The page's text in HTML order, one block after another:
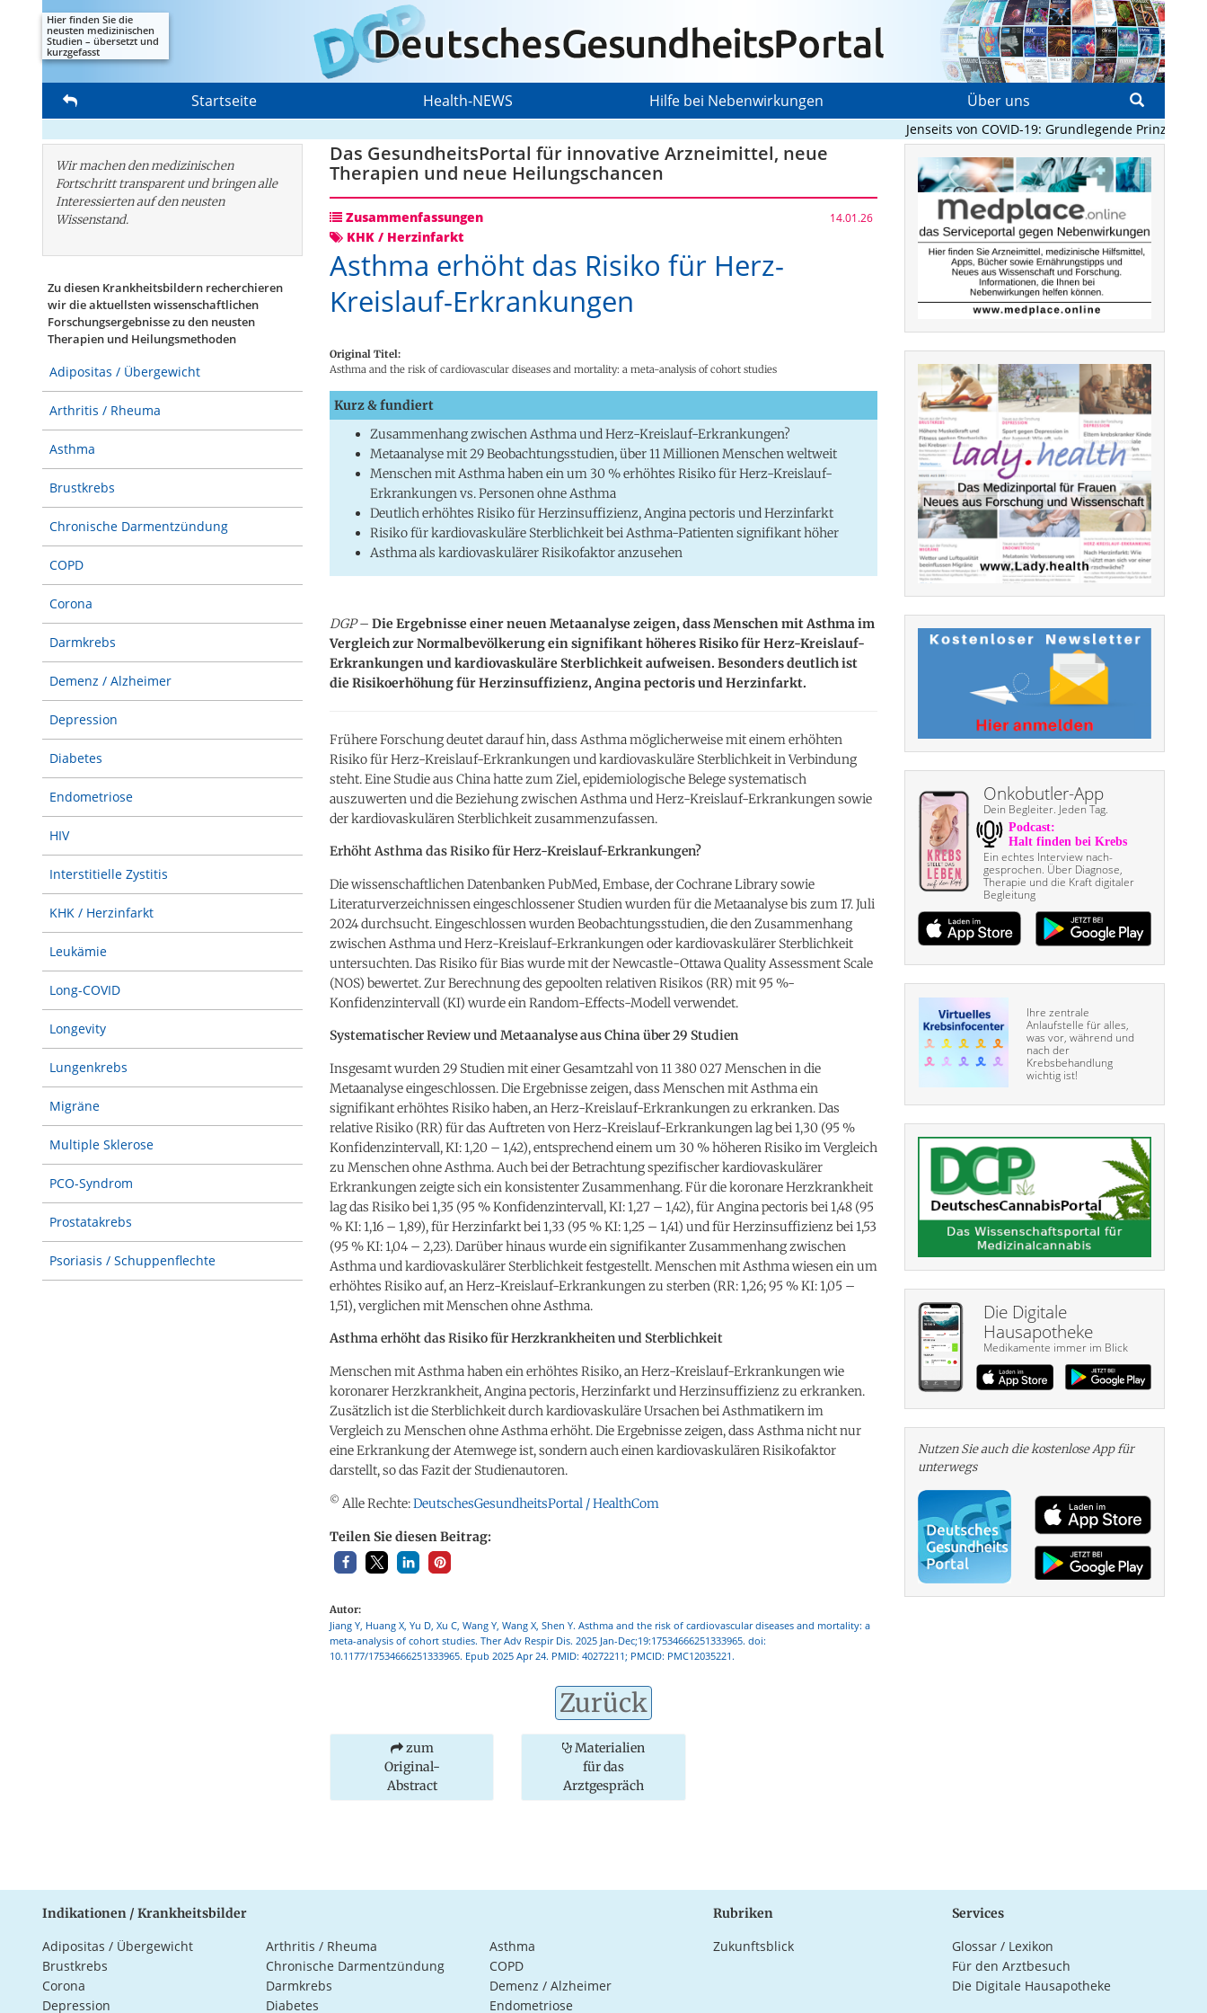
Hier finden Sie die
neusten medizinischen
Studien – übersetzt und
kurzgefasst
Startseite Health-NEWS Hilfe bei Nebenwirkungen Über uns
Jenseits von COVID-19: Grundlegende Prinzipien, die
Wir machen den medizinischen
Fortschritt transparent und bringen alle
Interessierten auf den neusten
Wissenstand.
Zu diesen Krankheitsbildern recherchieren
wir die aktuellsten wissenschaftlichen
Forschungs­ergebnisse zu den neusten
Therapien und Heilungsmethoden
Adipositas / Übergewicht
Arthritis / Rheuma
Asthma
Brustkrebs
Chronische Darmentzündung
COPD
Corona
Darmkrebs
Demenz / Alzheimer
Depression
Diabetes
Endometriose
HIV
Interstitielle Zystitis
KHK / Herzinfarkt
Leukämie
Long-COVID
Longevity
Lungenkrebs
Migräne
Multiple Sklerose
PCO-Syndrom
Prostatakrebs
Psoriasis / Schuppenflechte
Das GesundheitsPortal für innovative Arzneimittel, neue
Therapien und neue Heilungschancen
Zusammenfassungen 14.01.26
KHK / Herzinfarkt
Asthma erhöht das Risiko für Herz-
Kreislauf-Erkrankungen
Original Titel:
Asthma and the risk of cardiovascular diseases and mortality: a meta-analysis of cohort studies
Kurz & fundiert
Zusammenhang zwischen Asthma und Herz-Kreislauf-Erkrankungen?
Metaanalyse mit 29 Beobachtungsstudien, über 11 Millionen Menschen weltweit
Menschen mit Asthma haben ein um 30 % erhöhtes Risiko für Herz-Kreislauf-
Erkrankungen vs. Personen ohne Asthma
Deutlich erhöhtes Risiko für Herzinsuffizienz, Angina pectoris und Herzinfarkt
Risiko für kardiovaskuläre Sterblichkeit bei Asthma-Patienten signifikant höher
Asthma als kardiovaskulärer Risikofaktor anzusehen
DGP– Die Ergebnisse einer neuen Metaanalyse zeigen, dass Menschen mit Asthma im
Vergleich zur Normalbevölkerung ein signifikant höheres Risiko für Herz-Kreislauf-
Erkrankungen und kardiovaskuläre Sterblichkeit aufweisen. Besonders deutlich ist
die Risikoerhöhung für Herzinsuffizienz, Angina pectoris und Herzinfarkt.
Frühere Forschung deutet darauf hin, dass Asthma möglicherweise mit einem erhöhten
Risiko für Herz-Kreislauf-Erkrankungen und kardiovaskuläre Sterblichkeit in Verbindung
steht. Eine Studie aus China hatte zum Ziel, epidemiologische Belege systematisch
auszuwerten und die Beziehung zwischen Asthma und Herz-Kreislauf-Erkrankungen sowie
der kardiovaskulären Sterblichkeit zusammenzufassen.
Erhöht Asthma das Risiko für Herz-Kreislauf-Erkrankungen?
Die wissenschaftlichen Datenbanken PubMed, Embase, der Cochrane Library sowie
Literaturverzeichnissen eingeschlossener Studien wurden für die Metaanalyse bis zum 17. Juli
2024 durchsucht. Eingeschlossen wurden Beobachtungsstudien, die den Zusammenhang
zwischen Asthma und Herz-Kreislauf-Erkrankungen oder kardiovaskulärer Sterblichkeit
untersuchten. Das Risiko für Bias wurde mit der Newcastle-Ottawa Quality Assessment Scale
(NOS) bewertet. Zur Berechnung des gepoolten relativen Risikos (RR) mit 95 %-
Konfidenzintervall (KI) wurde ein Random-Effects-Modell verwendet.
Systematischer Review und Metaanalyse aus China über 29 Studien
Insgesamt wurden 29 Studien mit einer Gesamtzahl von 11 380 027 Menschen in die
Metaanalyse eingeschlossen. Die Ergebnisse zeigen, dass Menschen mit Asthma ein
signifikant erhöhtes Risiko haben, an Herz-Kreislauf-Erkrankungen zu erkranken. Das
relative Risiko (RR) für das Auftreten von Herz-Kreislauf-Erkrankungen lag bei 1,30 (95 %
Konfidenzintervall, KI: 1,20 – 1,42), entsprechend einem um 30 % höheren Risiko im Vergleich
zu Menschen ohne Asthma. Auch bei der Betrachtung spezifischer kardiovaskulärer
Erkrankungen zeigte sich ein konsistenter Zusammenhang. Für die koronare Herzkrankheit
lag das Risiko bei 1,35 (95 % Konfidenzintervall, KI: 1,27 – 1,42), für Angina pectoris bei 1,48 (95
% KI: 1,16 – 1,89), für Herzinfarkt bei 1,33 (95 % KI: 1,25 – 1,41) und für Herzinsuffizienz bei 1,53
(95 % KI: 1,04 – 2,23). Darüber hinaus wurde ein signifikanter Zusammenhang zwischen
Asthma und kardiovaskulärer Sterblichkeit festgestellt. Menschen mit Asthma wiesen ein um
erhöhtes Risiko auf, an Herz-Kreislauf-Erkrankungen zu sterben (RR: 1,26; 95 % KI: 1,05 –
1,51), verglichen mit Menschen ohne Asthma.
Asthma erhöht das Risiko für Herzkrankheiten und Sterblichkeit
Menschen mit Asthma haben ein erhöhtes Risiko, an Herz-Kreislauf-Erkrankungen wie
koronarer Herzkrankheit, Angina pectoris, Herzinfarkt und Herzinsuffizienz zu erkranken.
Zusätzlich ist die Sterblichkeit durch kardiovaskuläre Ursachen bei Asthmatikern im
Vergleich zu Menschen ohne Asthma erhöht. Die Ergebnisse zeigen, dass Asthma nicht nur
eine Erkrankung der Atemwege ist, sondern auch einen kardiovaskulären Risikofaktor
darstellt, so das Fazit der Studienautoren.
© Alle Rechte:DeutschesGesundheitsPortal / HealthCom
Teilen Sie diesen Beitrag:
Autor:
Jiang Y, Huang X, Yu D, Xu C, Wang Y, Wang X, Shen Y. Asthma and the risk of cardiovascular diseases and mortality: a
meta-analysis of cohort studies. Ther Adv Respir Dis. 2025 Jan-Dec;19:17534666251333965. doi:
10.1177/17534666251333965. Epub 2025 Apr 24. PMID: 40272211; PMCID: PMC12035221.
Zurück
zum
Original-
Abstract
Materialien
für das
Arztgespräch
Onkobutler-App
Dein Begleiter. Jeden Tag.
Ein echtes Interview nach­
gesprochen. Über Diagnose,
Therapie und die Kraft digitaler
Begleitung
Ihre zentrale
Anlaufstelle für alles,
was vor, während und
nach der
Krebsbehandlung
wichtig ist!
Die Digitale
Hausapotheke
Medikamente immer im Blick
Nutzen Sie auch die kosten­lose App für
unterwegs
Indikationen / Krankheitsbilder
Adipositas / Übergewicht Arthritis / Rheuma
Asthma
Brustkrebs
Chronische Darmentzündung
COPD
Corona
Darmkrebs
Demenz / Alzheimer
Depression
Diabetes Endometriose
Rubriken
Zukunftsblick
Services
Glossar / Lexikon
Für den Arztbesuch
Die Digitale Hausapotheke